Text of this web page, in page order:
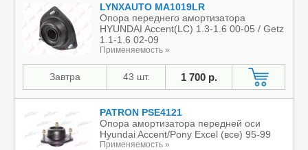
LYNXAUTO MA1019LR
Опора переднего амортизатора
HYUNDAI Accent(LC) 1.3-1.6 00-05 / Getz
1.1-1.6 02-09
Применяемость »
Завтра 43 шт. 1 700 р.
PATRON PSE4121
Опора амортизатора передней оси
Hyundai Accent/Pony Excel (все) 95-99
Применяемость »